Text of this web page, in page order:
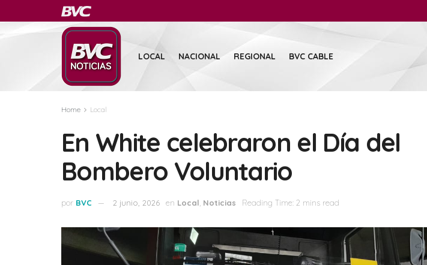
LOCAL NACIONAL REGIONAL BVC CABLE
Home Local
En White celebraron el Día del
Bombero Voluntario
por BVC 2 junio, 2026 en Local Noticias Reading Time: 2 mins read